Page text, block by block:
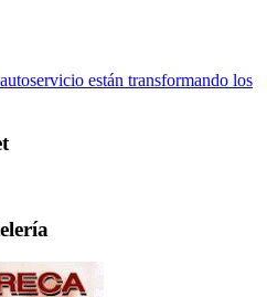
están transformando los